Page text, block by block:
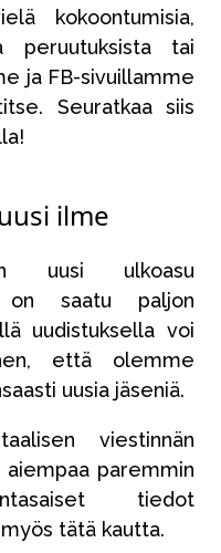
kokoontumisia,
peruutuksista tai
ja FB-sivuillamme
Seuratkaa siis
ilme
uusi ulkoasu
on saatu paljon
uudistuksella voi
että olemme
uusia jäseniä.
viestinnän
paremmin
tiedot
tätä kautta.